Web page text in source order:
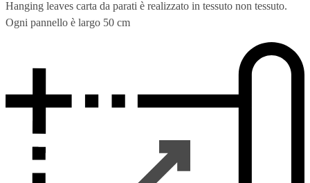
Hanging leaves carta da parati è realizzato in tessuto non tessuto.
Ogni pannello è largo 50 cm